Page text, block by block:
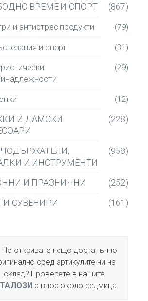
ВРЕМЕ И СПОРТ
(867)
и антистрес продукти (79)
и спорт (31)
(29)
(12)
И ДАМСКИ
(228)
И ИНСТРУМЕНТИ
(958)
И ПРАЗНИЧНИ
(252)
СУВЕНИРИ
(161)
Не откривате нещо достатъчно
сред артикулите ни на
склад? Проверете в нашите
с внос около седмица.